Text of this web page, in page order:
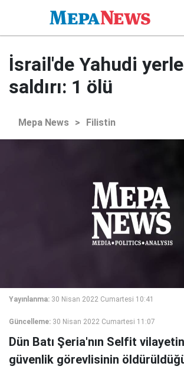
İsrail'de Yahudi
saldırı: 1 ölü
Mepa News > Filistin
Yayınlanma: 30 Nisan 2022 Cumartesi 10:41
Güncelleme: 30 Nisan 2022 Cumartesi 11:07
Dün Batı Şeria'nın Selfit
güvenlik görevlisinin